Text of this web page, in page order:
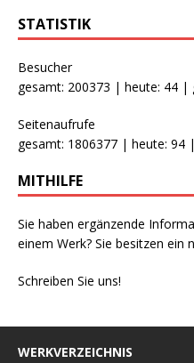
STATISTIK
Besucher
gesamt: 200373 | heute: 44 |
Seitenaufrufe
gesamt: 1806377 | heute: 94
MITHILFE
Sie haben ergänzende
einem Werk? Sie besitzen ein
Schreiben Sie uns!
WERKVERZEICHNIS